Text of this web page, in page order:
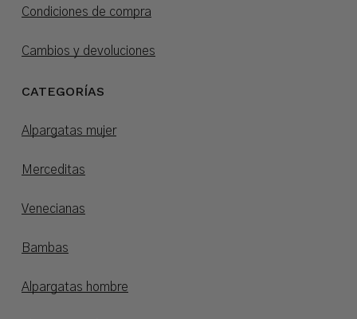
Condiciones de compra
Cambios y devoluciones
CATEGORÍAS
Alpargatas mujer
Merceditas
Venecianas
Bambas
Alpargatas hombre